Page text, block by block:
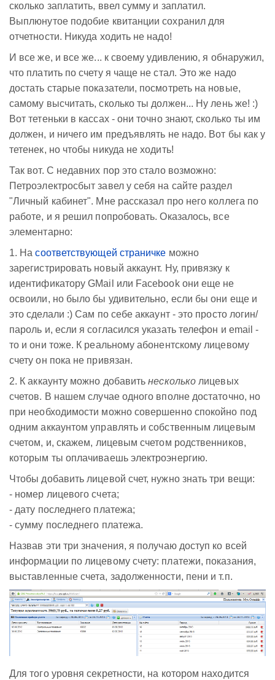
сколько заплатить, ввел сумму и заплатил.
Выплюнутое подобие квитанции сохранил для
отчетности. Никуда ходить не надо!
И все же, и все же... к своему удивлению, я обнаружил,
что платить по счету я чаще не стал. Это же надо
достать старые показатели, посмотреть на новые,
самому высчитать, сколько ты должен... Ну лень же! :)
Вот тетеньки в кассах - они точно знают, сколько ты им
должен, и ничего им предъявлять не надо. Вот бы как у
тетенек, но чтобы никуда не ходить!
Так вот. С недавних пор это стало возможно:
Петроэлектросбыт завел у себя на сайте раздел
"Личный кабинет". Мне рассказал про него коллега по
работе, и я решил попробовать. Оказалось, все
элементарно:
1. Насоответствующей страничке можно
зарегистрировать новый аккаунт. Ну, привязку к
идентификатору GMail или Facebook они еще не
освоили, но было бы удивительно, если бы они еще и
это сделали :) Сам по себе аккаунт - это просто логин/
пароль и, если я согласился указать телефон и email -
то и они тоже. К реальному абонентскому лицевому
счету он пока не привязан.
2. К аккаунту можно добавитьнесколько лицевых
счетов. В нашем случае одного вполне достаточно, но
при необходимости можно совершенно спокойно под
одним аккаунтом управлять и собственным лицевым
счетом, и, скажем, лицевым счетом родственников,
которым ты оплачиваешь электроэнергию.
Чтобы добавить лицевой счет, нужно знать три вещи:
- номер лицевого счета;
- дату последнего платежа;
- сумму последнего платежа.
Назвав эти три значения, я получаю доступ ко всей
информации по лицевому счету: платежи, показания,
выставленные счета, задолженности, пени и т.п.
Для того уровня секретности, на котором находится